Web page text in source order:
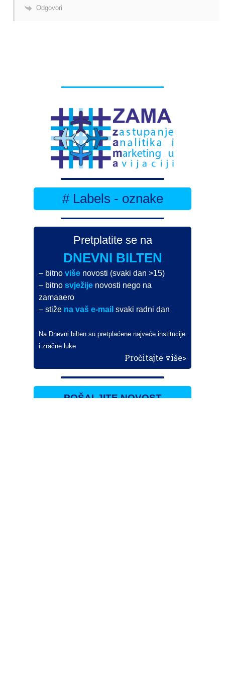
Odgovori
# Labels - oznake
Pretplatite se na
DNEVNI BILTEN
– bitnoviše novosti (svaki dan >15)
– bitnosvježije novosti nego na
zamaaero
– stiže na vaš e-mail svaki radni dan
Na Dnevni bilten su pretplaćene najveće institucije
i zračne luke
Pročitajte više>
POŠALJITE NOVOST